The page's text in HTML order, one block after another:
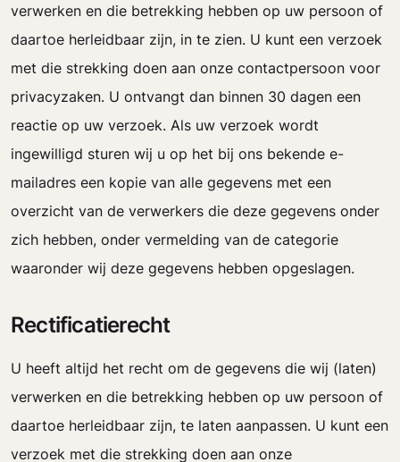
verwerken en die betrekking hebben op uw persoon of
daartoe herleidbaar zijn, in te zien. U kunt een verzoek
met die strekking doen aan onze contactpersoon voor
privacyzaken. U ontvangt dan binnen 30 dagen een
reactie op uw verzoek. Als uw verzoek wordt
ingewilligd sturen wij u op het bij ons bekende e-
mailadres een kopie van alle gegevens met een
overzicht van de verwerkers die deze gegevens onder
zich hebben, onder vermelding van de categorie
waaronder wij deze gegevens hebben opgeslagen.
Rectificatierecht
U heeft altijd het recht om de gegevens die wij (laten)
verwerken en die betrekking hebben op uw persoon of
daartoe herleidbaar zijn, te laten aanpassen. U kunt een
verzoek met die strekking doen aan onze